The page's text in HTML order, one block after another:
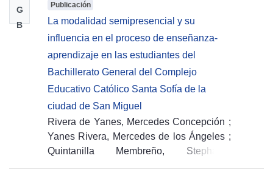
G
B
Publicación
La modalidad semipresencial y su
influencia en el proceso de enseñanza-
aprendizaje en las estudiantes del
Bachillerato General del Complejo
Educativo Católico Santa Sofía de la
ciudad de San Miguel
Rivera de Yanes, Mercedes Concepción ;
Yanes Rivera, Mercedes de los Ángeles ;
Quintanilla Membreño, Stephanie